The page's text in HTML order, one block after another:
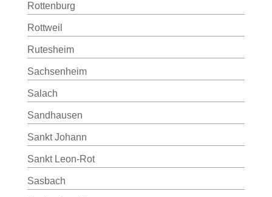
Rottenburg
Rottweil
Rutesheim
Sachsenheim
Salach
Sandhausen
Sankt Johann
Sankt Leon-Rot
Sasbach